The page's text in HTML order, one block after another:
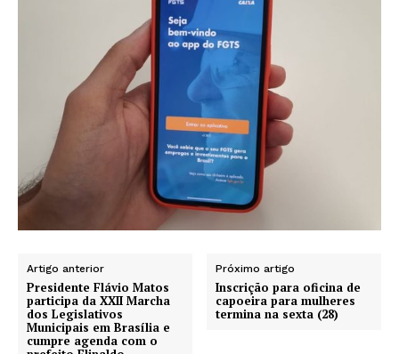
Artigo anterior
Presidente Flávio Matos
participa da XXII Marcha
dos Legislativos
Municipais em Brasília e
cumpre agenda com o
Próximo artigo
Inscrição para oficina de
capoeira para mulheres
termina na sexta (28)